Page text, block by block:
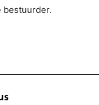
bestuurder.